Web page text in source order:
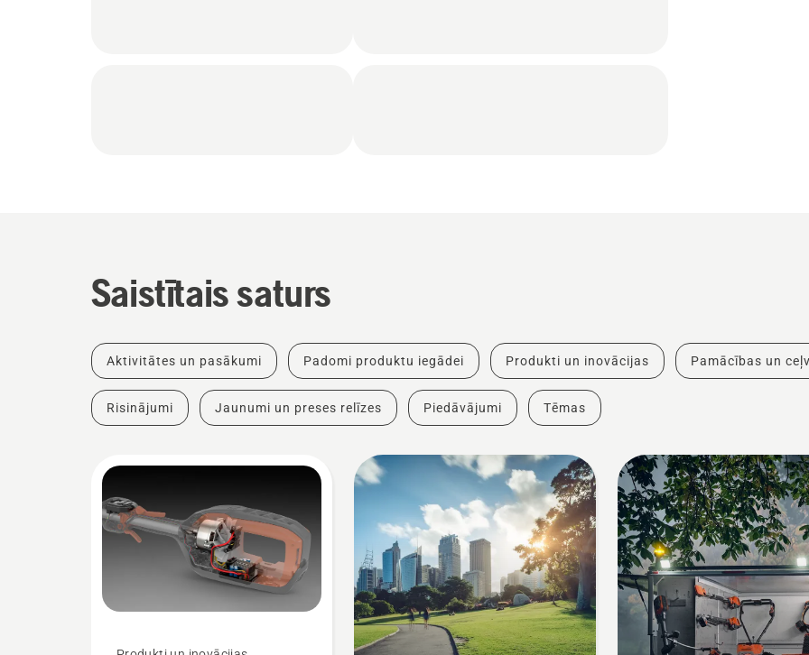
Saistītais saturs
Aktivitātes un pasākumi Padomi produktu iegādei Produkti un inovācijas Pamācības un
Risinājumi Jaunumi un preses relīzes Piedāvājumi Tēmas